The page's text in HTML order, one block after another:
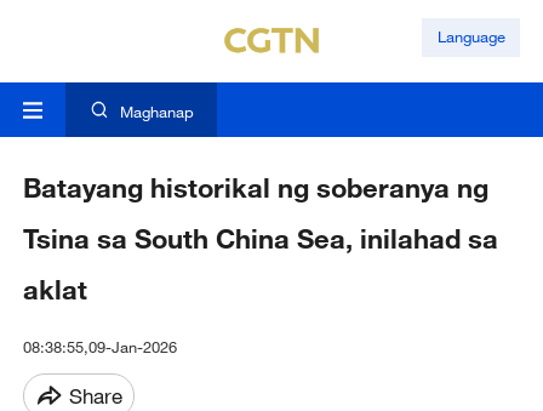
Language
Maghanap
Batayang historikal ng soberanya ng
Tsina sa South China Sea, inilahad sa
aklat
08:38:55,09-Jan-2026
Share